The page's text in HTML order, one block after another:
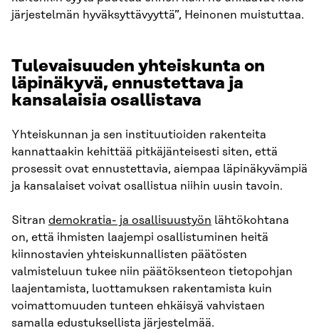
järjestelmän hyväksyttävyyttä”, Heinonen muistuttaa.
Tulevaisuuden yhteiskunta on
läpinäkyvä, ennustettava ja
kansalaisia osallistava
Yhteiskunnan ja sen instituutioiden rakenteita
kannattaakin kehittää pitkäjänteisesti siten, että
prosessit ovat ennustettavia, aiempaa läpinäkyvämpiä
ja kansalaiset voivat osallistua niihin uusin tavoin.
Sitran demokratia- ja osallisuustyön lähtökohtana
on, että ihmisten laajempi osallistuminen heitä
kiinnostavien yhteiskunnallisten päätösten
valmisteluun tukee niin päätöksenteon tietopohjan
laajentamista, luottamuksen rakentamista kuin
voimattomuuden tunteen ehkäisyä vahvistaen
samalla edustuksellista järjestelmää.